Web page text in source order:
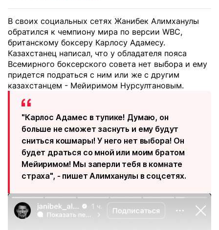
В своих социальных сетях Жанибек Алимханулы
обратился к чемпиону мира по версии WBC,
британскому боксеру Карлосу Адамесу.
Казахстанец написал, что у обладателя пояса
Всемирного боксерского совета нет выбора и ему
придется подраться с ним или же с другим
казахстанцем - Мейиримом Нурсултановым.
"Карлос Адамес в тупике! Думаю, он
больше не сможет заснуть и ему будут
сниться кошмары! У него нет выбора! Он
будет драться со мной или моим братом
Мейиримом! Мы заперли тебя в комнате
страха", - пишет Алимханулы в соцсетях.